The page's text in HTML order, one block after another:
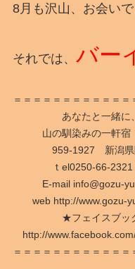
8月も沢山、お会いで
それでは、 バー
＝＝＝＝＝＝＝＝＝＝＝＝
あなたと一緒に、あ
山の馴染みの一軒宿
959-1927 新潟県阿
ｔel0250-66-2321
E-mail info@gozu-
web http://www.gozu-
★フェイスブック
http://
＝＝＝＝＝＝＝＝＝＝＝＝